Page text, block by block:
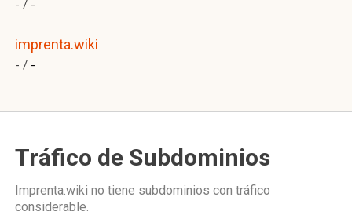
- / -
imprenta.wiki
- / -
Tráfico de Subdominios
Imprenta.wiki no tiene subdominios con tráfico
considerable.